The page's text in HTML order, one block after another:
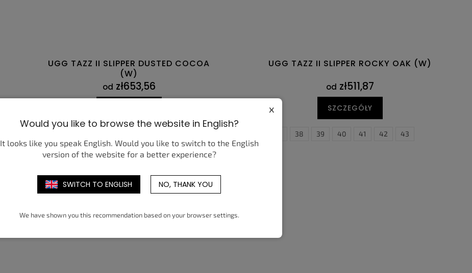
UGG TAZZ II SLIPPER DUSTED COCOA
(W)
od zł653,56
UGG TAZZ II SLIPPER ROCKY OAK (W)
od zł511,87
SZCZEGÓŁY
38 39 40 41 42 43
Would you like to browse the website in English?
x
It looks like you speak English. Would you like to switch to the English
version of the website for a better experience?
SWITCH TO ENGLISH NO, THANK YOU
We have shown you this recommendation based on your browser settings.